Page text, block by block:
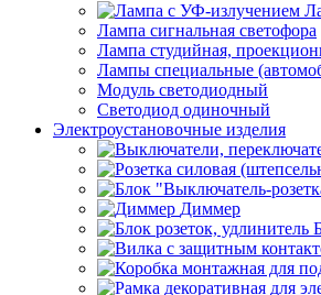
Лампа сигнальная светофора
Лампа студийная,
Лампы специальные
Модуль светодиодный
Светодиод одиночный
Электроустановочные изделия
Диммер